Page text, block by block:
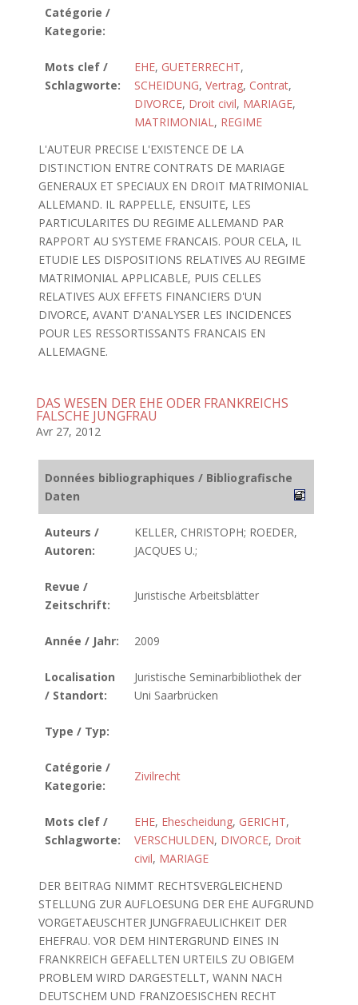
Catégorie /
Kategorie:
Mots clef /
Schlagworte:
EHE, GUETERRECHT,
SCHEIDUNG, Vertrag, Contrat,
DIVORCE, Droit civil, MARIAGE,
MATRIMONIAL, REGIME
L'AUTEUR PRECISE L'EXISTENCE DE LA
DISTINCTION ENTRE CONTRATS DE MARIAGE
GENERAUX ET SPECIAUX EN DROIT MATRIMONIAL
ALLEMAND. IL RAPPELLE, ENSUITE, LES
PARTICULARITES DU REGIME ALLEMAND PAR
RAPPORT AU SYSTEME FRANCAIS. POUR CELA, IL
ETUDIE LES DISPOSITIONS RELATIVES AU REGIME
MATRIMONIAL APPLICABLE, PUIS CELLES
RELATIVES AUX EFFETS FINANCIERS D'UN
DIVORCE, AVANT D'ANALYSER LES INCIDENCES
POUR LES RESSORTISSANTS FRANCAIS EN
ALLEMAGNE.
DAS WESEN DER EHE ODER FRANKREICHS
FALSCHE JUNGFRAU
Avr 27, 2012
Données bibliographiques / Bibliografische
Daten
Auteurs /
Autoren:
KELLER, CHRISTOPH; ROEDER,
JACQUES U.;
Revue /
Zeitschrift:
Juristische Arbeitsblätter
Année / Jahr: 2009
Localisation
/ Standort:
Juristische Seminarbibliothek der
Uni Saarbrücken
Type / Typ:
Catégorie /
Kategorie:
Zivilrecht
Mots clef /
Schlagworte:
EHE, Ehescheidung, GERICHT,
VERSCHULDEN, DIVORCE, Droit
civil, MARIAGE
DER BEITRAG NIMMT RECHTSVERGLEICHEND
STELLUNG ZUR AUFLOESUNG DER EHE AUFGRUND
VORGETAEUSCHTER JUNGFRAEULICHKEIT DER
EHEFRAU. VOR DEM HINTERGRUND EINES IN
FRANKREICH GEFAELLTEN URTEILS ZU OBIGEM
PROBLEM WIRD DARGESTELLT, WANN NACH
DEUTSCHEM UND FRANZOESISCHEN RECHT